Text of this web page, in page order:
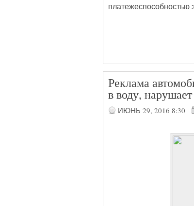
платежеспособностью
Реклама
в воду,
ИЮНЬ 29, 2016 8:30